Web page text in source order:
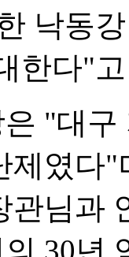
낙동
한다"
"대
제였다
관님과